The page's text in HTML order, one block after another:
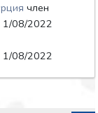
член
08/2022
08/2022